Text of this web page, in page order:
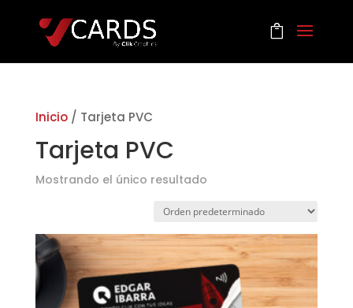
Inicio/ Tarjeta PVC
Tarjeta PVC
Mostrando el único resultado